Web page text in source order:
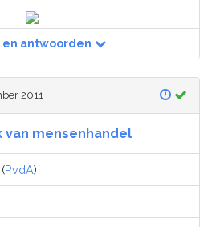
en antwoorden
2011
van mensenhandel
(PvdA)